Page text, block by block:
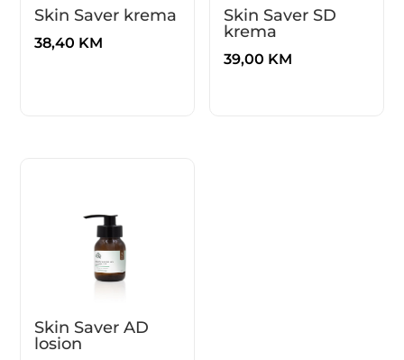
i keramičkih nastavaka transformira
plinove iz zraka (uglavnom oksigen i
nitrogen) između vrha uređaja i kože u
netoplinsku plazmu, na temperaturi od
Uravnotežuje lučenje sebuma.
OŠTEĆENA I IRITIRANA KOŽA –
oksidativni stres hladne atmosferske
plazme ima antioksidativni učinak na
rozacee, psorijaze i dermatitisa. Umiruje
i potiče regeneraciju I zacjeljivanje
Skin Saver krema
38,40 KM
Skin Saver SD
krema
39,00 KM
Skin Saver AD
losion